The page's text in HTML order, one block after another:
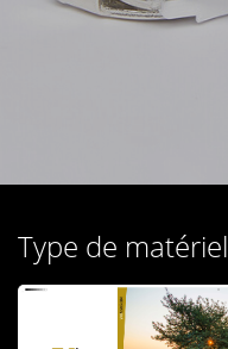
Type de matériel